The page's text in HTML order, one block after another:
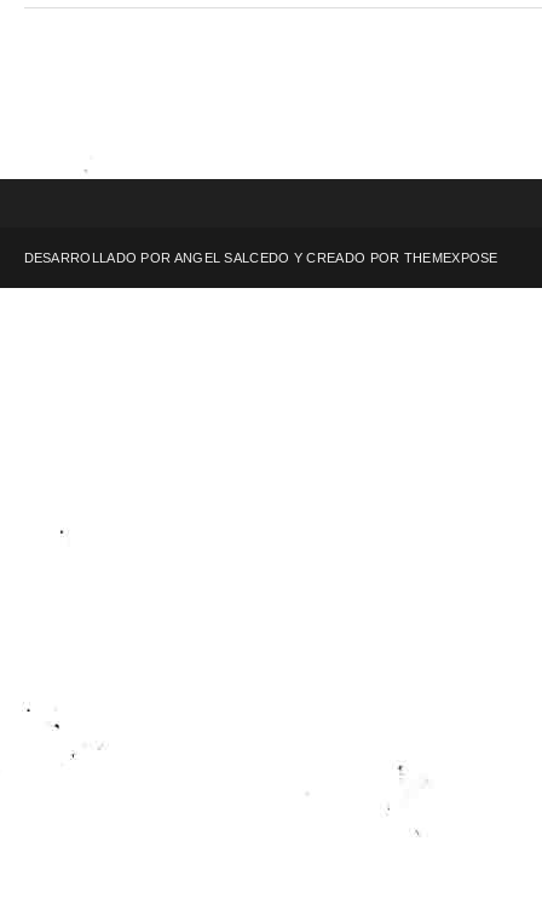
DESARROLLADO POR ANGEL SALCEDO Y CREADO POR THEMEXPOSE